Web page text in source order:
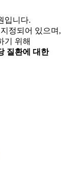
입니다.
정되어 있으며,
기 위해
질환에 대한